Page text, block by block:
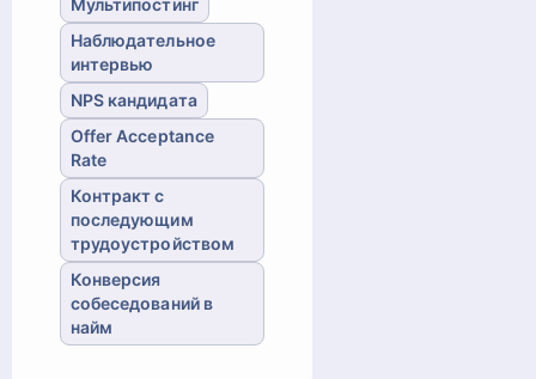
Наблюдательное
интервью
NPS кандидата
Offer Acceptance
Rate
Контракт с
последующим
трудоустройством
Конверсия
собеседований в
найм